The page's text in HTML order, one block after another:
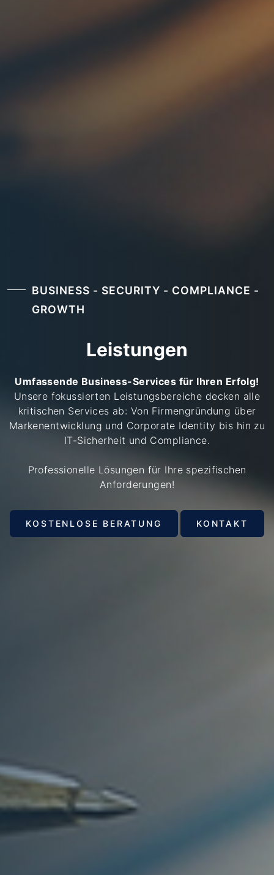
BUSINESS - SECURITY - COMPLIANCE -
GROWTH
Leistungen
Umfassende Business-Services für Ihren Erfolg!
Unsere fokussierten Leistungsbereiche decken alle
kritischen Services ab: Von Firmengründung über
Markenentwicklung und Corporate Identity bis hin zu
IT-Sicherheit und Compliance.
Professionelle Lösungen für Ihre spezifischen
Anforderungen!
KOSTENLOSE BERATUNG KONTAKT